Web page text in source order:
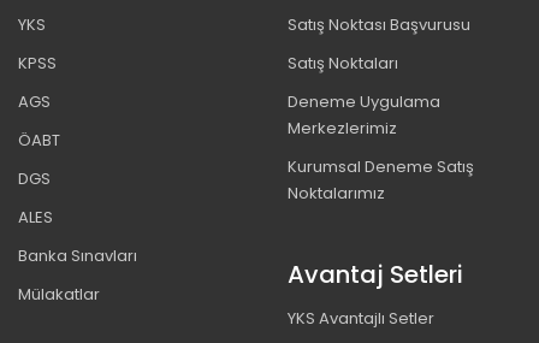
YKS
KPSS
AGS
ÖABT
DGS
ALES
Banka Sınavları
Mülakatlar
Satış Noktası Başvurusu
Satış Noktaları
Deneme Uygulama
Merkezlerimiz
Kurumsal Deneme Satış
Noktalarımız
Avantaj Setleri
YKS Avantajlı Setler